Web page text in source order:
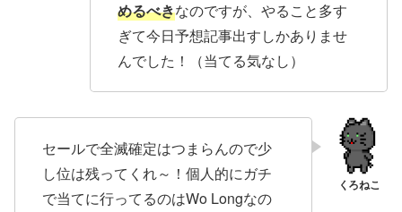
めるべきなのですが、やること多す
ぎて今日予想記事出すしかありませ
んでした！（当てる気なし）
セールで全滅確定はつまらんので少
し位は残ってくれ～！個人的にガチ
で当てに行ってるのはWo Longなの